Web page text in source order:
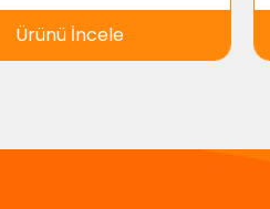
Ürünü İncele